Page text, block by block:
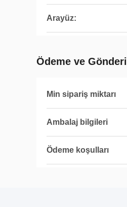
Arayüz:
Ödeme ve
Min sipariş miktarı
Ambalaj bilgileri
Ödeme koşulları